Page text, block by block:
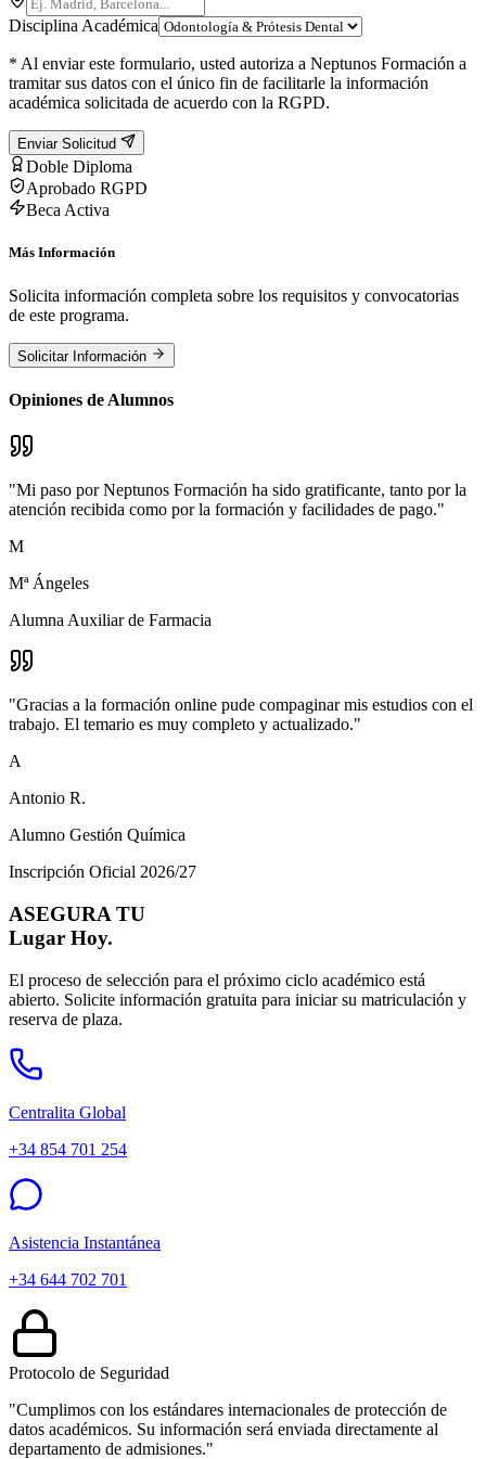
Disciplina Académica
* Al enviar este formulario, usted autoriza a Neptunos Formación a
tramitar sus datos con el único fin de facilitarle la información
académica solicitada de acuerdo con la RGPD.
Enviar Solicitud
Doble Diploma
Aprobado RGPD
Beca Activa
Más Información
Solicita información completa sobre los requisitos y convocatorias
de este programa.
Solicitar Información
Opiniones de Alumnos
"Mi paso por Neptunos Formación ha sido gratificante, tanto por la
atención recibida como por la formación y facilidades de pago."
M
Mª Ángeles
Alumna Auxiliar de Farmacia
"Gracias a la formación online pude compaginar mis estudios con el
trabajo. El temario es muy completo y actualizado."
A
Antonio R.
Alumno Gestión Química
Inscripción Oficial 2026/27
ASEGURA TU
Lugar Hoy.
El proceso de selección para el próximo ciclo académico está
abierto. Solicite información gratuita para iniciar su matriculación y
reserva de plaza.
Centralita Global
+34 854 701 254
Asistencia Instantánea
+34 644 702 701
Protocolo de Seguridad
"Cumplimos con los estándares internacionales de protección de
datos académicos. Su información será enviada directamente al
departamento de admisiones."